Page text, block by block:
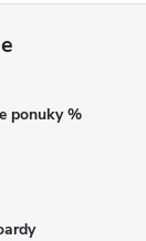
ponuky %